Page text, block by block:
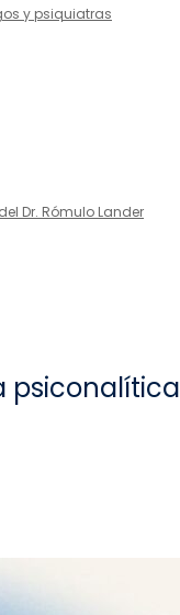
y psiquiatras
Dr. Rómulo Lander
psiconalítica